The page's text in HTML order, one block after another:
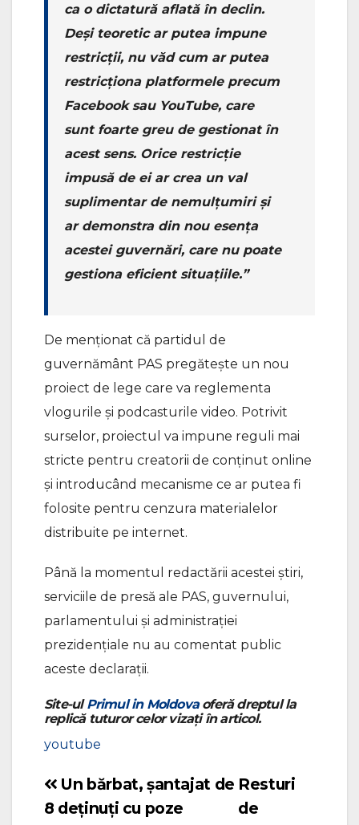
ca o dictatură aflată în declin.
Deși teoretic ar putea impune
restricții, nu văd cum ar putea
restricționa platformele precum
Facebook sau YouTube, care
sunt foarte greu de gestionat în
acest sens. Orice restricție
impusă de ei ar crea un val
suplimentar de nemulțumiri și
ar demonstra din nou esența
acestei guvernări, care nu poate
gestiona eficient situațiile.”
De menționat că partidul de
guvernământ PAS pregătește un nou
proiect de lege care va reglementa
vlogurile și podcasturile video. Potrivit
surselor, proiectul va impune reguli mai
stricte pentru creatorii de conținut online
și introducând mecanisme ce ar putea fi
folosite pentru cenzura materialelor
distribuite pe internet.
Până la momentul redactării acestei știri,
serviciile de presă ale PAS, guvernului,
parlamentului și administrației
prezidențiale nu au comentat public
aceste declarații.
Site-ulPrimul in Moldovaoferă dreptul la
replică tuturor celor vizați în articol.
youtube
Navigare
în
Resturi
de
Un bărbat, șantajat de
8 deținuți cu poze